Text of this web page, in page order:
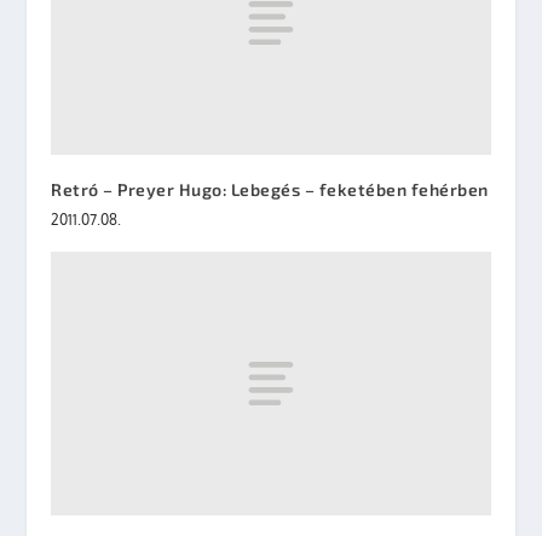
Retró – Preyer Hugo: Lebegés – feketében fehérben
2011.07.08.